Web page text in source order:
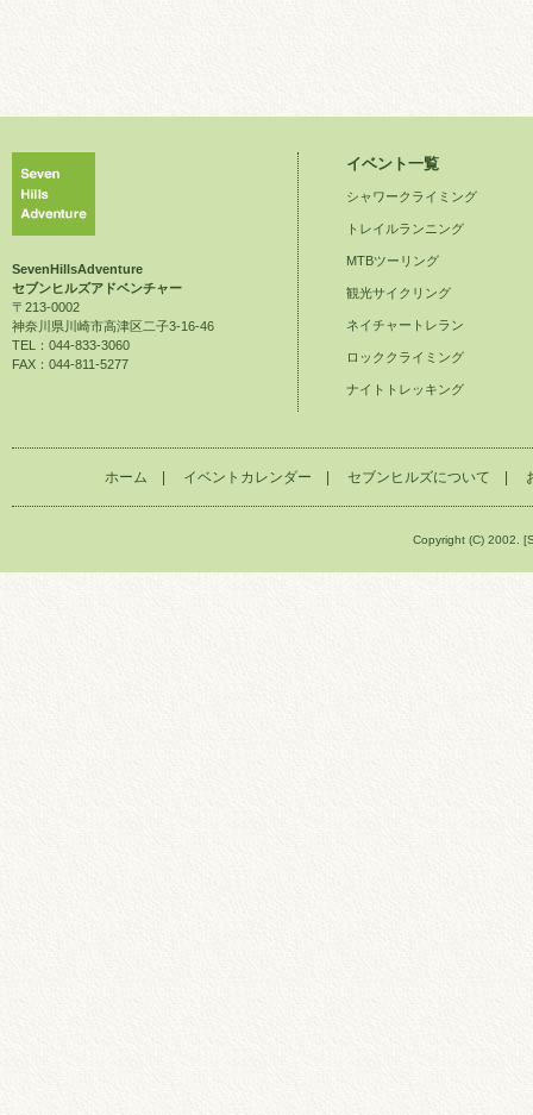
SevenHillsAdventure
セブンヒルズアドベンチャー
〒213-0002
神奈川県川崎市高津区二子3-16-46
TEL：044-833-3060
FAX：044-811-5277
イベント一覧
シャワークライミング
トレイルランニング
MTBツーリング
観光サイクリング
ネイチャートレラン
ロッククライミング
ナイトトレッキング
ホーム イベントカレンダー セブンヒルズについて
Copyright (C) 2002.